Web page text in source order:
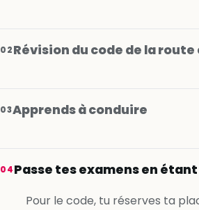
02Révision du code de la route
03Apprends à conduire
04Passe tes examens en
Pour le code, tu réserves ta